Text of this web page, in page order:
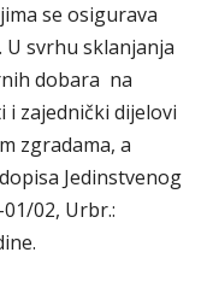
se osigurava
svrhu sklanjanja
dobara na
zajednički dijelovi
zgradama, a
Jedinstvenog
02, Urbr.: